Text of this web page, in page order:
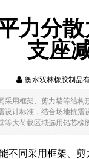
力分
支座
衡水双林橡胶制品
采用框架、剪力墙等结
计标准，结合场地抗
大荷载区域选用铅芯橡
不同采用框架、